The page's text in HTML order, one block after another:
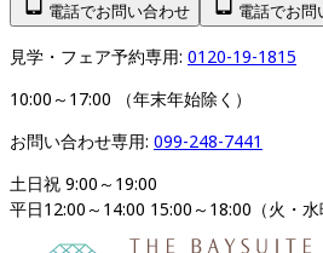
電話でお問い合わせ 電話でお問
見学・フェア予約専用: 0120-19-1815
10:00～17:00 （年末年始除く）
お問い合わせ専用: 099-248-7441
土日祝 9:00～19:00
平日12:00～14:00 15:00～18:00（火・水